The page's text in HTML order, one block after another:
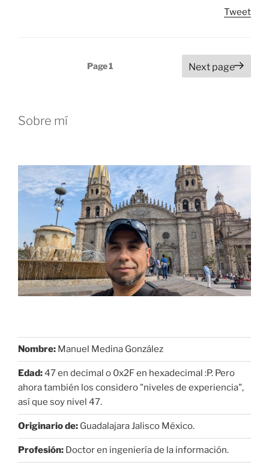
Tweet
Page1 Next page
Sobre mí
Nombre: Manuel Medina González
Edad:47 en decimal o 0x2F en hexadecimal :P. Pero
ahora también los considero "niveles de experiencia",
así que soy nivel 47.
Originario de: Guadalajara Jalisco México.
Profesión: Doctor en ingeniería de la información.